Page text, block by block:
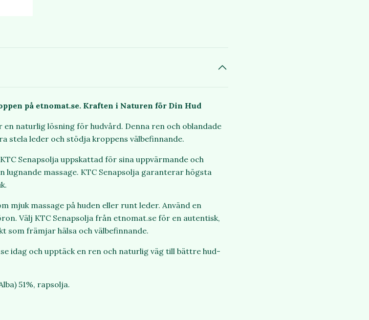
på etnomat.se. Kraften i Naturen för Din Hud
en naturlig lösning för hudvård. Denna ren och oblandade
stela leder och stödja kroppens välbefinnande.
Senapsolja uppskattad för sina uppvärmande och
massage. KTC Senapsolja garanterar högsta
mjuk massage på huden eller runt leder. Använd en
Välj KTC Senapsolja från etnomat.se för en autentisk,
som främjar hälsa och välbefinnande.
idag och upptäck en ren och naturlig väg till bättre hud-
51%, rapsolja.